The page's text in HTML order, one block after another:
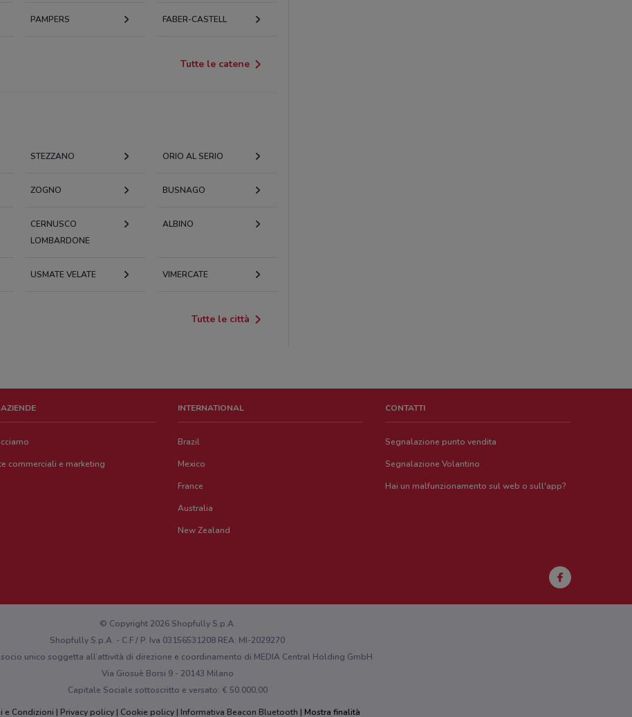
PAMPERS FABER-CASTELL
Tutte le catene
STEZZANO ORIO AL SERIO
ZOGNO BUSNAGO
CERNUSCO
LOMBARDONE
ALBINO
USMATE VELATE VIMERCATE
Tutte le città
commerciali e marketing
INTERNATIONAL
Brazil
Mexico
France
Australia
New Zealand
CONTATTI
Segnalazione punto vendita
Segnalazione Volantino
Hai un malfunzionamento sul web o sull'app?
© Copyright 2026 Shopfully S.p.A.
Shopfully S.p.A. - C.F / P. Iva 03156531208 REA: MI-2029270
unico soggetta all’attività di direzione e coordinamento di MEDIA Central Holding GmbH
Via Giosuè Borsi 9 - 20143 Milano
Capitale Sociale sottoscritto e versato: € 50.000,00
e Condizioni
Privacy policy Cookie policy Informativa Beacon Bluetooth Mostra finalità